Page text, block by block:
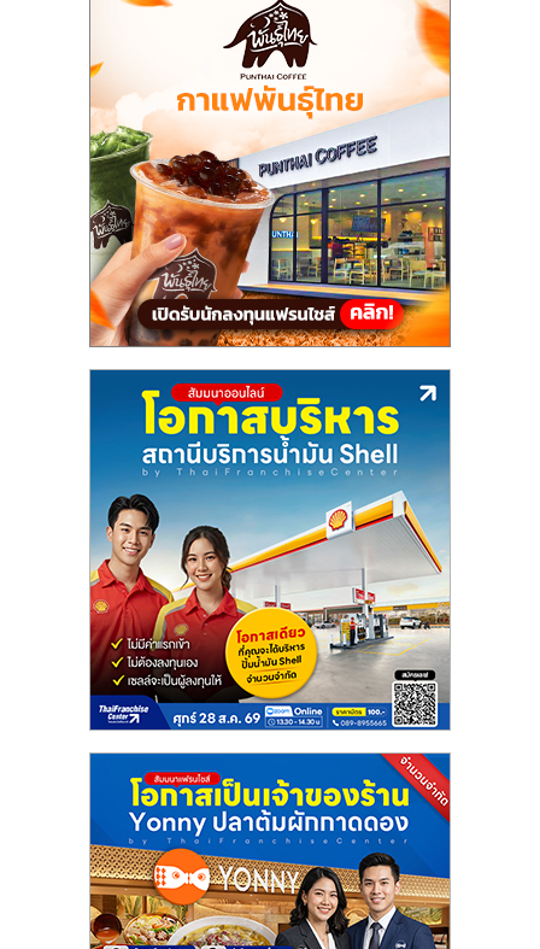
ปรึกษา
แฟ
ไชส์,
รวม
ไชส์
ขาย
แฟ
ไชส์
แฟ